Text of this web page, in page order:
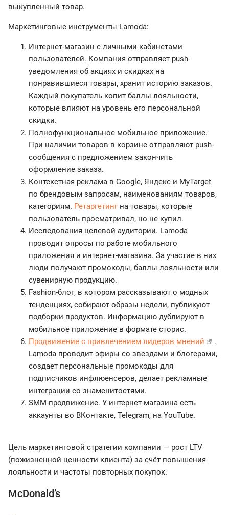
выкупленный товар.
Маркетинговые инструменты Lamoda:
Интернет-магазин с личными кабинетами
пользователей. Компания отправляет push-
уведомления об акциях и скидках на
понравившиеся товары, хранит историю заказов.
Каждый покупатель копит баллы лояльности,
которые влияют на уровень его персональной
скидки.
Полнофункциональное мобильное приложение.
При наличии товаров в корзине отправляют push-
сообщения с предложением закончить
оформление заказа.
Контекстная реклама в Google, Яндекс и MyTarget
по брендовым запросам, наименованиям товаров,
категориям. Ретаргетингна товары, которые
пользователь просматривал, но не купил.
Исследования целевой аудитории. Lamoda
проводит опросы по работе мобильного
приложения и интернет-магазина. За участие в них
люди получают промокоды, баллы лояльности или
сувенирную продукцию.
Fashion-блог, в котором рассказывают о модных
тенденциях, собирают образы недели, публикуют
подборки продуктов. Информацию дублируют в
мобильное приложение в формате сторис.
Продвижение с привлечением лидеров мнений
.
Lamoda проводит эфиры со звездами и блогерами,
создает персональные промокоды для
подписчиков инфлюенсеров, делает рекламные
интеграции со знаменитостями.
SMM-продвижение. У интернет-магазина есть
аккаунты во ВКонтакте, Telegram, на YouTube.
Цель маркетинговой стратегии компании — рост LTV
(пожизненной ценности клиента) за счёт повышения
лояльности и частоты повторных покупок.
McDonald’s